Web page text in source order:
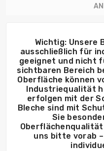
Wichtig: Unsere
ausschließlich für
geeignet und nicht
sichtbaren Bereich
Oberfläche können
Industriequalität
erfolgen mit der
Bleche sind mit
Sie
uns bitte vorab